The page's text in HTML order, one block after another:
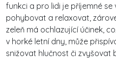
funkci a pro lidi je příjemné
pohybovat a relaxovat,
zeleň má ochlazující účinek,
v horké letní dny, může
snižovat hlučnost či zvyšovat